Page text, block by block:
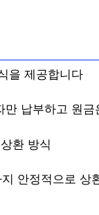
을 제공합니다
납부하고 원
환 방식
안정적으로 상